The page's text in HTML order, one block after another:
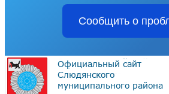
Сообщить о